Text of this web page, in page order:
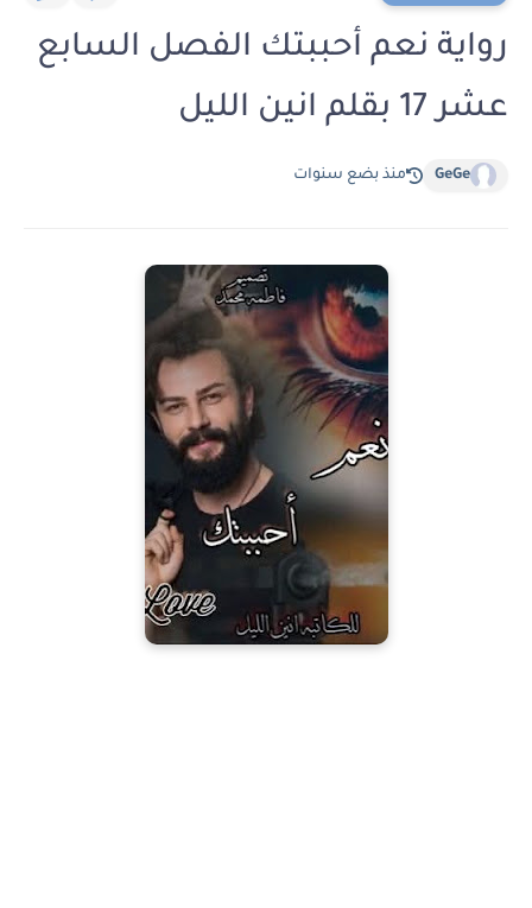
رواية نعم أحببتك الفصل السابع
عشر 17 بقلم انين الليل
GeGe منذ بضع سنوات